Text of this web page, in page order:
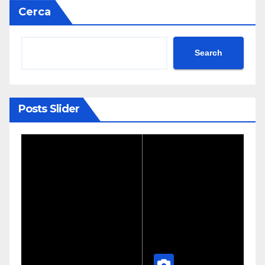
Cerca
Search
Posts Slider